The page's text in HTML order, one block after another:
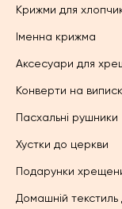
Крижми для
Іменна крижма
Аксесуари для
Конверти на
Пасхальні рушники
Хустки до церкви
Подарунки
Домашній